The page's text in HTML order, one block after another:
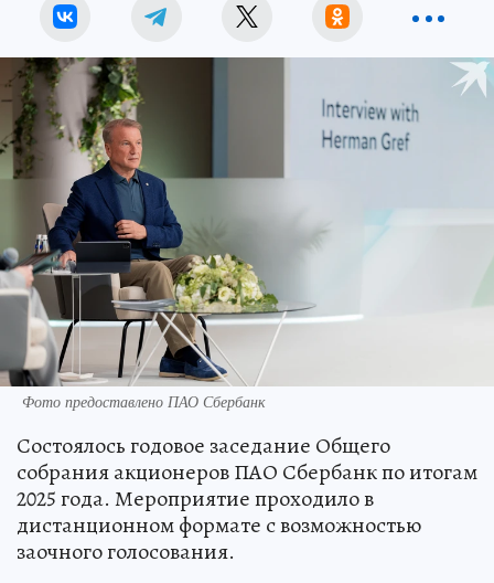
Фото предоставлено ПАО Сбербанк
Состоялось годовое заседание Общего
собрания акционеров ПАО Сбербанк по итогам
2025 года. Мероприятие проходило в
дистанционном формате с возможностью
заочного голосования.